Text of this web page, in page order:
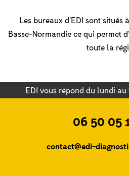
Les bureaux d’EDI sont situés
Basse-Normandie ce qui permet
toute la
EDI vous répond du lundi au
06 50 05
contact@edi-